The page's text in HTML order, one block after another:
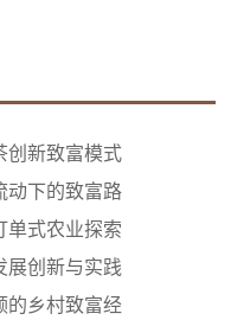
创新致富模式
动下的致富路
单式农业探索
展创新与实践
的乡村致富经